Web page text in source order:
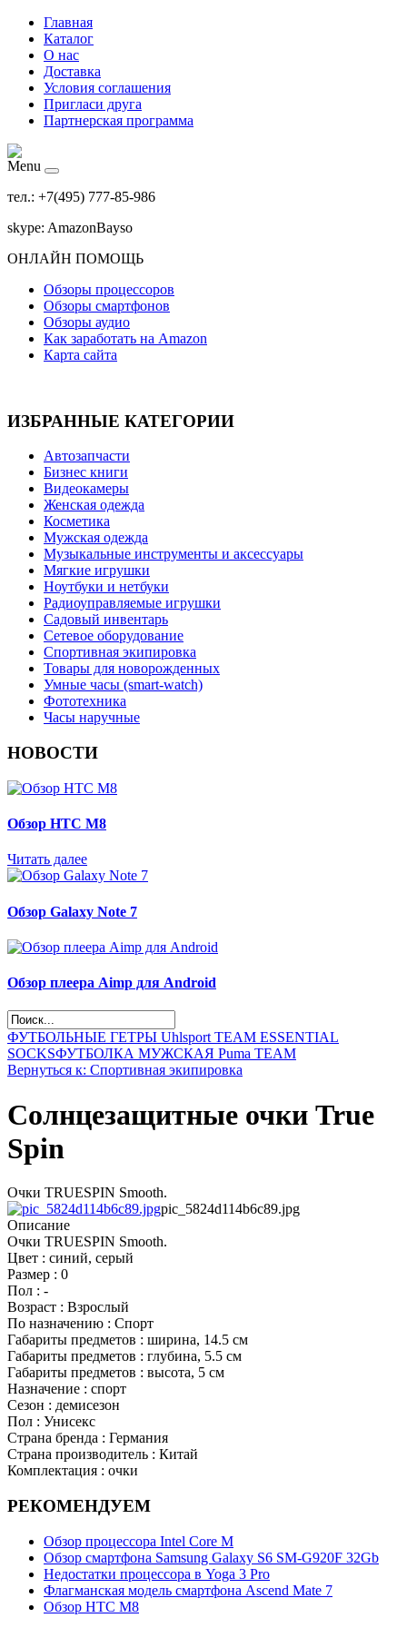
Главная
Каталог
О нас
Доставка
Условия соглашения
Пригласи друга
Партнерская программа
Menu
тел.: +7(495) 777-85-986
skype: AmazonBayso
ОНЛАЙН ПОМОЩЬ
Обзоры процессоров
Обзоры смартфонов
Обзоры аудио
Как заработать на Amazon
Карта сайта
ИЗБРАННЫЕ КАТЕГОРИИ
Автозапчасти
Бизнес книги
Видеокамеры
Женская одежда
Косметика
Мужская одежда
Музыкальные инструменты и аксессуары
Мягкие игрушки
Ноутбуки и нетбуки
Радиоуправляемые игрушки
Садовый инвентарь
Сетевое оборудование
Спортивная экипировка
Товары для новорожденных
Умные часы (smart-watch)
Фототехника
Часы наручные
НОВОСТИ
Обзор НТС М8
Читать далее
Обзор Galaxy Note 7
Обзор плеера Aimp для Android
ФУТБОЛЬНЫЕ ГЕТРЫ Uhlsport TEAM ESSENTIAL
SOCKSФУТБОЛКА МУЖСКАЯ Puma TEAM
Вернуться к: Спортивная экипировка
Солнцезащитные очки True
Spin
Очки TRUESPIN Smooth.
pic_5824d114b6c89.jpg
Описание
Очки TRUESPIN Smooth.
Цвет : синий, серый
Размер : 0
Пол : -
Возраст : Взрослый
По назначению : Спорт
Габариты предметов : ширина, 14.5 см
Габариты предметов : глубина, 5.5 см
Габариты предметов : высота, 5 см
Назначение : спорт
Сезон : демисезон
Пол : Унисекс
Страна бренда : Германия
Страна производитель : Китай
Комплектация : очки
РЕКОМЕНДУЕМ
Обзор процессора Intel Core M
Обзор смартфона Samsung Galaxy S6 SM-G920F 32Gb
Недостатки процессора в Yoga 3 Pro
Флагманская модель смартфона Ascend Mate 7
Обзор НТС М8